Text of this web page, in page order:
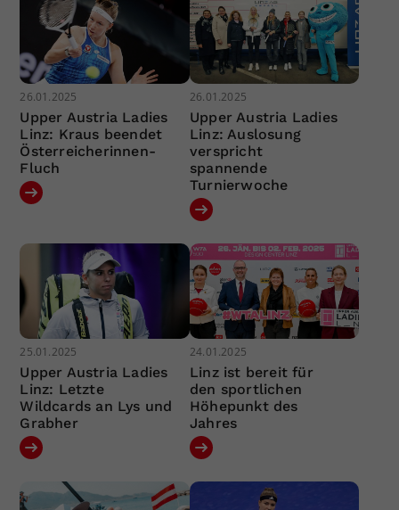
26.01.2025
Upper Austria Ladies
Linz: Kraus beendet
Österreicherinnen-
Fluch
26.01.2025
Upper Austria Ladies
Linz: Auslosung
verspricht
spannende
Turnierwoche
25.01.2025
Upper Austria Ladies
Linz: Letzte
Wildcards an Lys und
Grabher
24.01.2025
Linz ist bereit für
den sportlichen
Höhepunkt des
Jahres